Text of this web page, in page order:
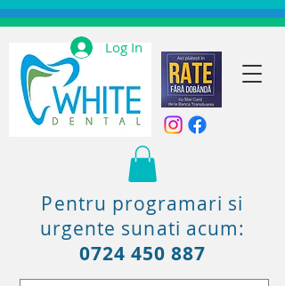
Pentru programari si
urgente sunati acum:
0724 450 887
Log In